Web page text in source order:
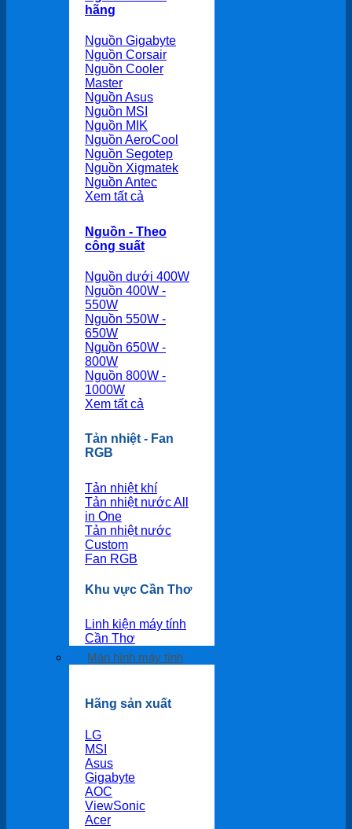
hãng
Nguồn Gigabyte
Nguồn Corsair
Nguồn Cooler
Master
Nguồn Asus
Nguồn MSI
Nguồn MIK
Nguồn AeroCool
Nguồn Segotep
Nguồn Xigmatek
Nguồn Antec
Xem tất cả
Nguồn - Theo
công suất
Nguồn dưới 400W
Nguồn 400W -
550W
Nguồn 550W -
650W
Nguồn 650W -
800W
Nguồn 800W -
1000W
Xem tất cả
Tản nhiệt - Fan
RGB
Tản nhiệt khí
Tản nhiệt nước All
in One
Tản nhiệt nước
Custom
Fan RGB
Khu vực Cần Thơ
Linh kiện máy tính
Cần Thơ
Màn hình máy tính
Hãng sản xuất
LG
MSI
Asus
Gigabyte
AOC
ViewSonic
Acer